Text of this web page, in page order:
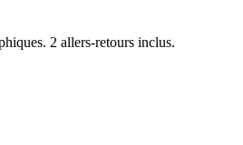
2 allers-retours inclus.